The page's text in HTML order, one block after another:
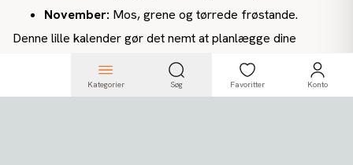
Kategorier Søg Favoritter Konto
November: Mos, grene og tørrede frøstande.
Denne lille kalender gør det nemt at planlægge dine
dekorationer og gå på jagt i skoven, når materialerne er